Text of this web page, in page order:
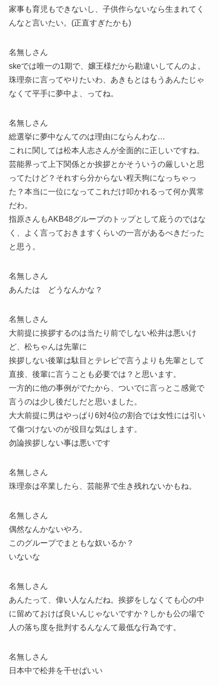
家事も育児もできないし、子供作らないなら生まれてく
んなと言いたい。(正直すぎたかも)
名無しさん
skeでは唯一の1期で、嬢王様だから勘違いしてんのよ。
珠理奈に言ってやりたいわ、あきもとはもうあんたじゃ
なくて平手に夢中よ、ってね。
名無しさん
総選挙に夢中なんてのは理由にならんわな…
これに関しては松本人志さんが全面的に正しいですね。
芸能界って上下関係とか挨拶とかそういうの厳しいと思
ってたけど？それすら分からない程天狗になっちゃっ
た？本当に一位になってこれだけ叩かれるって何か異常
だわ。
指原さんもAKB48グループのトップとして庇うのではな
く、よく言っておきますくらいの一言があるべきだった
と思う。
名無しさん
あんたは どうなんかな？
名無しさん
大前提に挨拶するのは当たり前でしない松井は悪いけ
ど、松ちゃんは先輩に
挨拶しない後輩は駄目とテレビで言うよりも先輩として
直接、後輩に言うことも必要では？と思います。
一方的に他の事例がでたから、ついでに言っとこ感覚で
言うのは少し後だしだと思いました。
大大前提に男はやっぱり6対4位の割合では女性には引い
て傷つけないのが役目な気はします。
勿論挨拶しない事は悪いです
名無しさん
珠理奈は卒業したら、芸能界で生き残れないかもね。
名無しさん
偶然なんかないやろ。
このグループでまともな奴いるか？
いないな
名無しさん
あんたって、偉い人なんだね。挨拶をしなくても心の中
に留めておけば良いんじゃないですか？しかも公の場で
人の落ち度を批判するんなんて最低な行為です。
名無しさん
日本中で松井を干せばいい